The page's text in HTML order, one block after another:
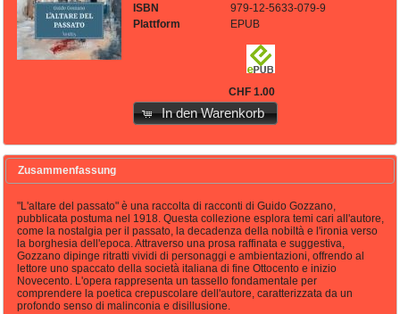
ISBN
979-12-5633-079-9
Plattform
EPUB
CHF 1.00
In den Warenkorb
Zusammenfassung
"L'altare del passato" è una raccolta di racconti di Guido Gozzano,
pubblicata postuma nel 1918. Questa collezione esplora temi cari all'autore,
come la nostalgia per il passato, la decadenza della nobiltà e l'ironia verso
la borghesia dell'epoca. Attraverso una prosa raffinata e suggestiva,
Gozzano dipinge ritratti vividi di personaggi e ambientazioni, offrendo al
lettore uno spaccato della società italiana di fine Ottocento e inizio
Novecento. L'opera rappresenta un tassello fondamentale per
comprendere la poetica crepuscolare dell'autore, caratterizzata da un
profondo senso di malinconia e disillusione.